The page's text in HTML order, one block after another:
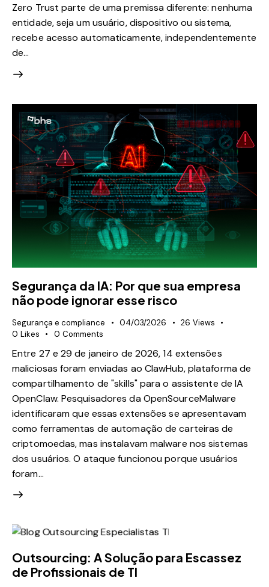
Zero Trust parte de uma premissa diferente: nenhuma
entidade, seja um usuário, dispositivo ou sistema,
recebe acesso automaticamente, independentemente
de…
Segurança da IA: Por que sua empresa
não pode ignorar esse risco
Segurança e compliance 04/03/2026 26 Views
0 Likes 0 Comments
Entre 27 e 29 de janeiro de 2026, 14 extensões
maliciosas foram enviadas ao ClawHub, plataforma de
compartilhamento de "skills" para o assistente de IA
OpenClaw. Pesquisadores da OpenSourceMalware
identificaram que essas extensões se apresentavam
como ferramentas de automação de carteiras de
criptomoedas, mas instalavam malware nos sistemas
dos usuários. O ataque funcionou porque usuários
foram…
Outsourcing: A Solução para Escassez
de Profissionais de TI